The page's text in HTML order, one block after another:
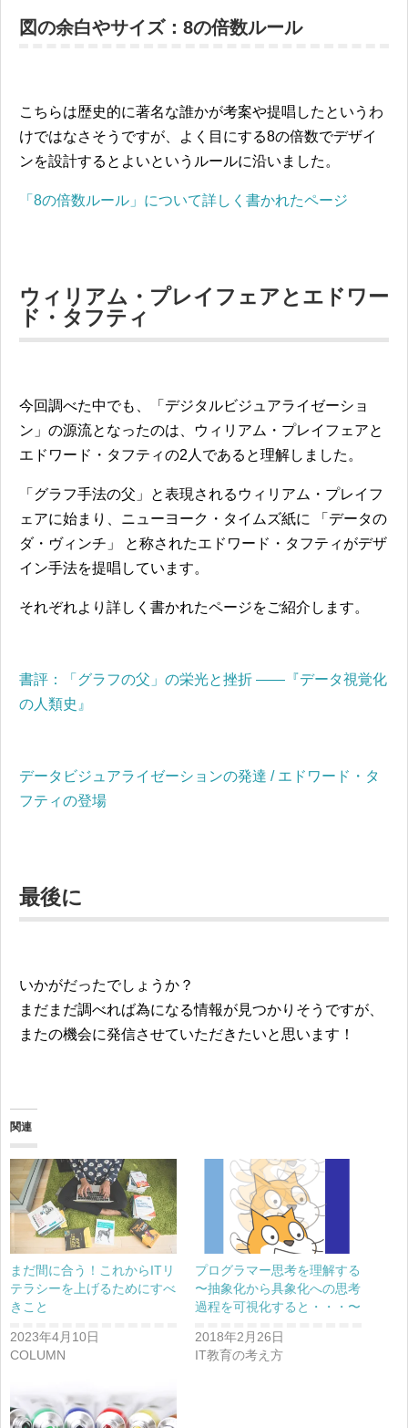
図の余白やサイズ：8の倍数ルール
こちらは歴史的に著名な誰かが考案や提唱したというわ
けではなさそうですが、よく目にする8の倍数でデザイ
ンを設計するとよいというルールに沿いました。
「8の倍数ルール」について詳しく書かれたページ
ウィリアム・プレイフェアとエドワー
ド・タフティ
今回調べた中でも、「デジタルビジュアライゼーショ
ン」の源流となったのは、ウィリアム・プレイフェアと
エドワード・タフティの2人であると理解しました。
「グラフ手法の父」と表現されるウィリアム・プレイフ
ェアに始まり、ニューヨーク・タイムズ紙に 「データの
ダ・ヴィンチ」 と称されたエドワード・タフティがデザ
イン手法を提唱しています。
それぞれより詳しく書かれたページをご紹介します。
書評：「グラフの父」の栄光と挫折 ——『データ視覚化
の人類史』
データビジュアライゼーションの発達 / エドワード・タ
フティの登場
最後に
いかがだったでしょうか？
まだまだ調べれば為になる情報が見つかりそうですが、
またの機会に発信させていただきたいと思います！
関連
まだ間に合う！これからITリ
テラシーを上げるためにすべ
きこと
2023年4月10日
COLUMN
プログラマー思考を理解する
〜抽象化から具象化への思考
過程を可視化すると・・・〜
2018年2月26日
IT教育の考え方